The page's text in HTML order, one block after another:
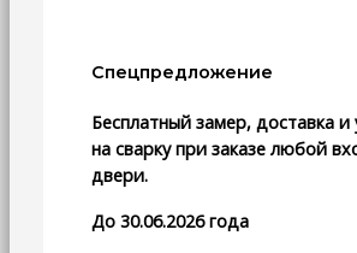
Спецпредложение
Бесплатный замер, доставка и
на сварку при заказе любой
двери.
До 30.06.2026 года